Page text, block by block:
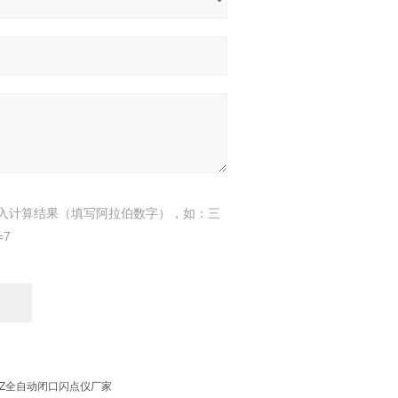
计算结果（填写阿拉伯数字），如：三
全自动闭口闪点仪厂家